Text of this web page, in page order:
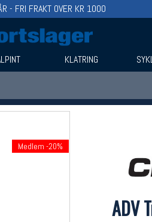
Medlem -20%
ADV
- FRI FRAKT OVER KR 1000
KLATRING